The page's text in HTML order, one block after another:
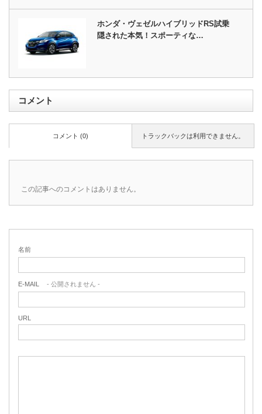
ホンダ・ヴェゼルハイブリッドRS試乗
隠された本気！スポーティな…
コメント
トラックバックは利用できません。
コメント (0)
この記事へのコメントはありません。
名前
E-MAIL - 公開されません -
URL